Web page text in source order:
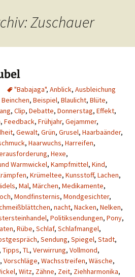
Zuschauer
"Babajaga", Anblick, Ausbleichung
Beinchen, Beispiel, Blaulicht, Blüte,
, Clip, Debatte, Donnerstag, Effekt,
, Feedback, Frühjahr, Gejammer,
, Gewalt, Grün, Grusel, Haarbaänder,
, Haarwuchs, Harreifen,
, Hexe,
Warmwickel, Kampfmittel, Kind,
, Krümeltee, Kunsstoff, Lachen,
, Mal, Märchen, Medikamente,
, Mondfinsternis, Mondgesichter,
, nacht, Nacken, Nelken,
, Politiksendungen, Pony,
, Rübe, Schlaf, Schlafmangel,
, Sendung, Spiegel, Stadt,
, Tipps, TL, Verwirrung, Vollmond,
, Vorschläge, Wachsstreifen, Wäsche,
, Witz, Zähne, Zeit, Ziehharmonika,